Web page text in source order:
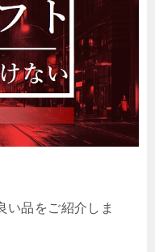
い品をご紹介しま